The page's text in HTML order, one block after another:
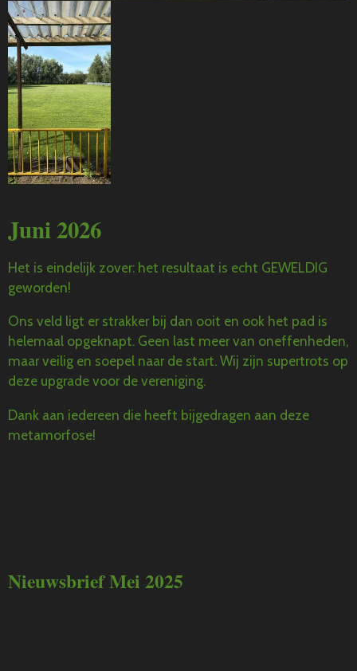
Juni 2026
Het is eindelijk zover: het resultaat is echt GEWELDIG
geworden!
Ons veld ligt er strakker bij dan ooit en ook het pad is
helemaal opgeknapt. Geen last meer van oneffenheden,
maar veilig en soepel naar de start. Wij zijn supertrots op
deze upgrade voor de vereniging.
Dank aan iedereen die heeft bijgedragen aan deze
metamorfose!
Nieuwsbrief Mei 2025